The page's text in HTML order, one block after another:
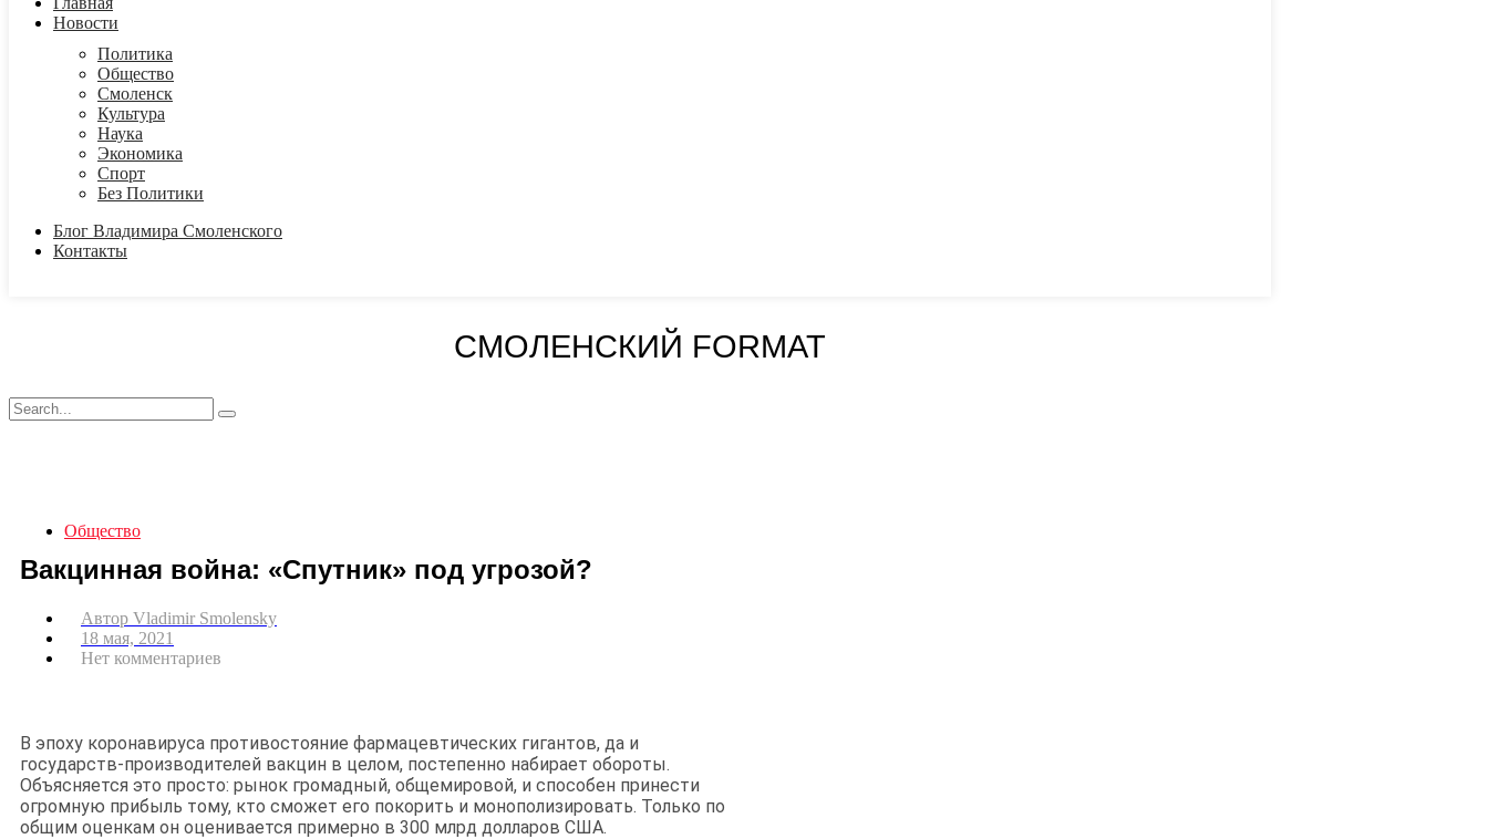
Новости
Политика
Общество
Смоленск
Культура
Наука
Экономика
Спорт
Без Политики
Блог Владимира Смоленского
Контакты
СМОЛЕНСКИЙ FORMAT
Общество
Вакцинная война: «Спутник» под угрозой?
Автор Vladimir Smolensky
18 мая, 2021
Нет комментариев
В эпоху коронавируса противостояние фармацевтических гигантов, да и
государств-производителей вакцин в целом, постепенно набирает обороты.
Объясняется это просто: рынок громадный, общемировой, и способен принести
огромную прибыль тому, кто сможет его покорить и монополизировать. Только по
общим оценкам он оценивается примерно в 300 млрд долларов США.